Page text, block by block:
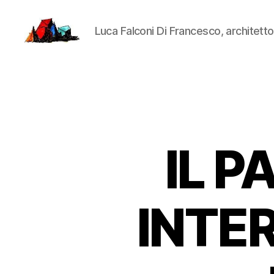
Luca Falconi Di Francesco, architetto
IL